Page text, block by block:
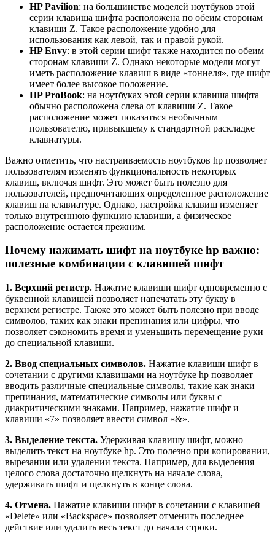
HP Pavilion: на большинстве моделей ноутбуков этой
серии клавиша шифта расположена по обеим сторонам
клавиши Z. Такое расположение удобно для
использования как левой, так и правой рукой.
HP Envy: в этой серии шифт также находится по обеим
сторонам клавиши Z. Однако некоторые модели могут
иметь расположение клавиш в виде «тоннеля», где шифт
имеет более высокое положение.
HP ProBook: на ноутбуках этой серии клавиша шифта
обычно расположена слева от клавиши Z. Такое
расположение может показаться необычным
пользователю, привыкшему к стандартной раскладке
клавиатуры.
Важно отметить, что настраиваемость ноутбуков hp позволяет
пользователям изменять функциональность некоторых
клавиш, включая шифт. Это может быть полезно для
пользователей, предпочитающих определенное расположение
клавиш на клавиатуре. Однако, настройка клавиш изменяет
только внутреннюю функцию клавиши, а физическое
расположение остается прежним.
Почему нажимать шифт на ноутбуке hp важно:
полезные комбинации с клавишей шифт
1. Верхний регистр. Нажатие клавиши шифт одновременно с
буквенной клавишей позволяет напечатать эту букву в
верхнем регистре. Также это может быть полезно при вводе
символов, таких как знаки препинания или цифры, что
позволяет сэкономить время и уменьшить перемещение руки
до специальной клавиши.
2. Ввод специальных символов. Нажатие клавиши шифт в
сочетании с другими клавишами на ноутбуке hp позволяет
вводить различные специальные символы, такие как знаки
препинания, математические символы или буквы с
диакритическими знаками. Например, нажатие шифт и
клавиши «7» позволяет ввести символ «&».
3. Выделение текста. Удерживая клавишу шифт, можно
выделить текст на ноутбуке hp. Это полезно при копировании,
вырезании или удалении текста. Например, для выделения
целого слова достаточно щелкнуть на начале слова,
удерживать шифт и щелкнуть в конце слова.
4. Отмена. Нажатие клавиши шифт в сочетании с клавишей
«Delete» или «Backspace» позволяет отменить последнее
действие или удалить весь текст до начала строки.